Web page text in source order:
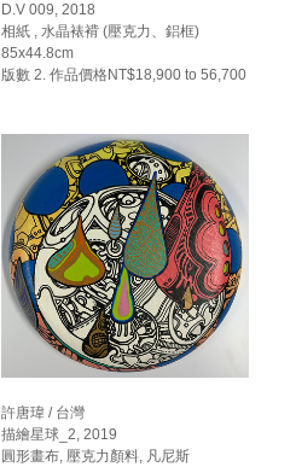
D.V 009, 2018
相紙 , 水晶裱褙 (壓克力、鋁框)
85x44.8cm
版數 2. 作品價格NT$18,900 to 56,700
許唐瑋 / 台灣
描繪星球_2, 2019
圓形畫布, 壓克力顏料, 凡尼斯